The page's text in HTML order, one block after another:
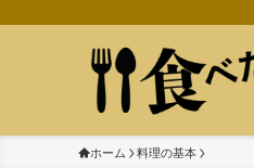
ホーム 料理の基本